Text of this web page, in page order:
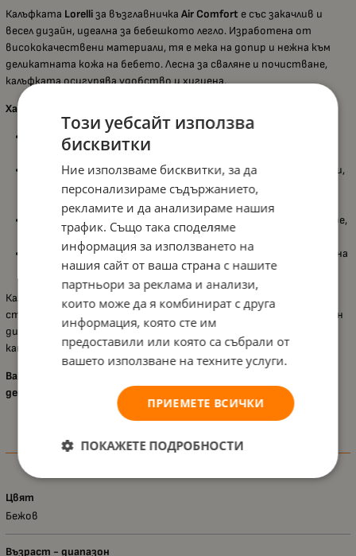
Калъфката Lorelliза възглавничка Air Comfort е със закачлив и
весел дизайн, идеална за бебешкото легло. Изработена от
висококачествени материали, тя е мека на допир и нежна към
деликатната кожа на бебето. Лесна за сваляне и почистване,
калъфката осигурява удобство и хигиена.
Характеристики:
Весел дизайн
: Закачлив и цветен дизайн, който придава
настроение в стаята на бебето.
Меки и качествени материали: Изработена е от материали,
които са нежни към бебешката кожа и не предизвикват
дразнене.
Лесна поддръжка : Калъфката се сваля лесно и може да се пере,
което улеснява поддръжката на хигиената.
Подходяща за възглавничка Air Comfort: Специално създадена
за моделите възглавници Air Comfort с размери 44 x 31 см.
Калъфката Air Comfort
стилно допълнение към детското легло. Със своя мек и приятен
дизайн, тя осигурява комфорт и безопасност за вашето бебе,
като същевременно е лесна за поддръжка и почистване.
Важно!!! Продуктът е асортиментен! Може да има разлика в
десена!
Характеристики
Цвят
Бежов
Възраст - диапазон
Този уебсайт използва
бисквитки
Ние използваме бисквитки, за да
персонализираме съдържанието,
рекламите и да анализираме нашия
трафик. Също така споделяме
информация за използването на
нашия сайт от ваша страна с нашите
партньори за реклама и анализи,
които може да я комбинират с друга
информация, която сте им
предоставили или която са събрали от
вашето използване на техните услуги.
ПРИЕМЕТЕ ВСИЧКИ
ПОКАЖЕТЕ ПОДРОБНОСТИ